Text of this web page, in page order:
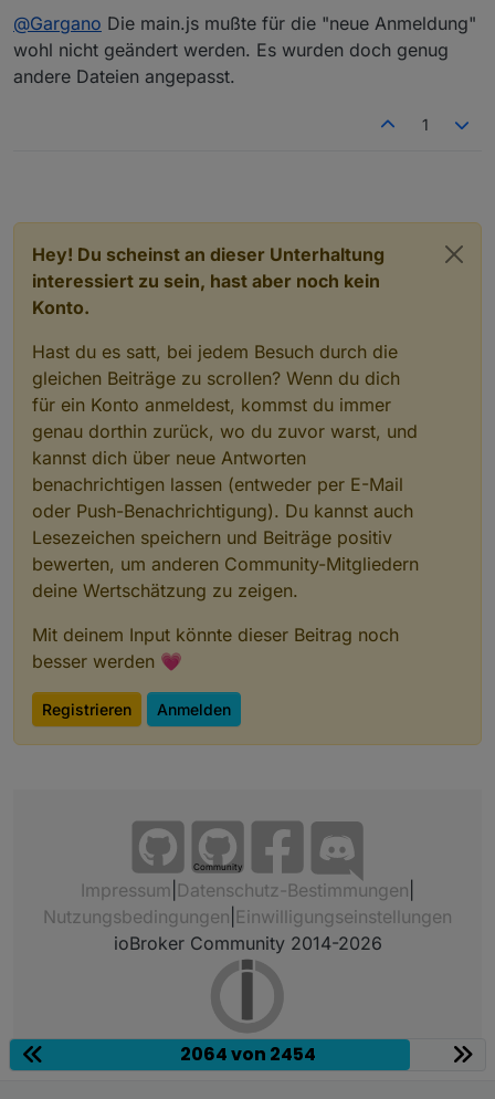
@Gargano Die main.js mußte für die "neue Anmeldung"
wohl nicht geändert werden. Es wurden doch genug
andere Dateien angepasst.
1
Hey! Du scheinst an dieser Unterhaltung
interessiert zu sein, hast aber noch kein
Konto.
Hast du es satt, bei jedem Besuch durch die
gleichen Beiträge zu scrollen? Wenn du dich
für ein Konto anmeldest, kommst du immer
genau dorthin zurück, wo du zuvor warst, und
kannst dich über neue Antworten
benachrichtigen lassen (entweder per E-Mail
oder Push-Benachrichtigung). Du kannst auch
Lesezeichen speichern und Beiträge positiv
bewerten, um anderen Community-Mitgliedern
deine Wertschätzung zu zeigen.
Mit deinem Input könnte dieser Beitrag noch
besser werden 💗
Registrieren Anmelden
Community
Impressum Datenschutz-Bestimmungen
Nutzungsbedingungen Einwilligungseinstellungen
ioBroker Community 2014-2026
2064 von 2454